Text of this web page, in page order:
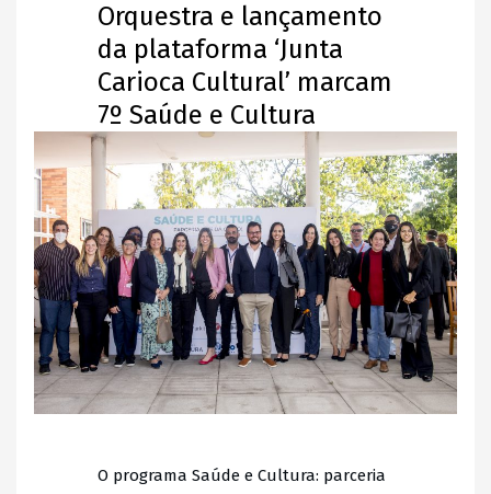
Orquestra e lançamento
da plataforma ‘Junta
Carioca Cultural’ marcam
7º Saúde e Cultura
O programa Saúde e Cultura: parceria